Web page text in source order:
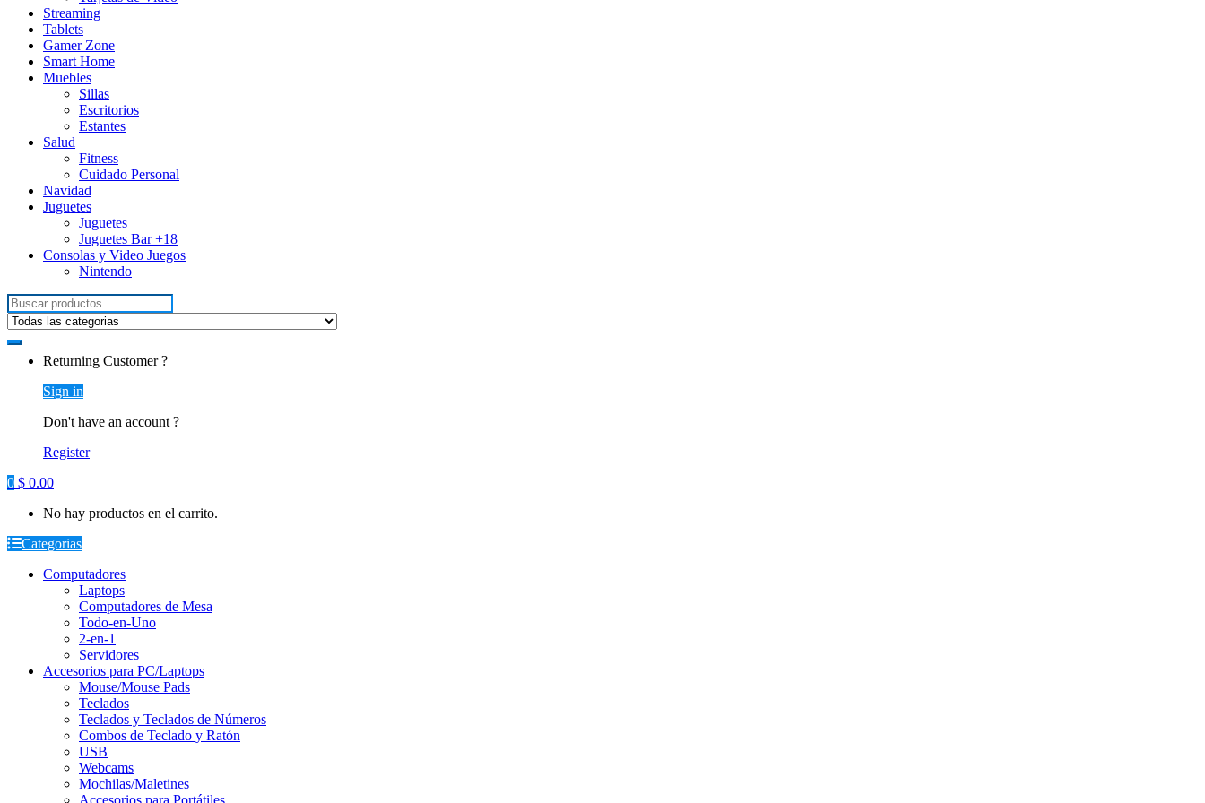
Streaming
Tablets
Gamer Zone
Smart Home
Muebles
Sillas
Escritorios
Estantes
Salud
Fitness
Cuidado Personal
Navidad
Juguetes
Juguetes
Juguetes Bar +18
Consolas y Video Juegos
Nintendo
Search for:
Returning Customer ?
Sign in
Don't have an account ?
Register
0 $ 0.00
No hay productos en el carrito.
Categorias
Computadores
Laptops
Computadores de Mesa
Todo-en-Uno
2-en-1
Servidores
Accesorios para PC/Laptops
Mouse/Mouse Pads
Teclados
Teclados y Teclados de Números
Combos de Teclado y Ratón
USB
Webcams
Mochilas/Maletines
Accesorios para Portátiles